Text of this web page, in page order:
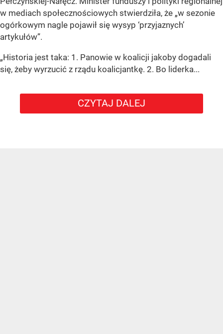
w mediach społecznościowych stwierdziła, że „w sezonie
ogórkowym nagle pojawił się wysyp ‘przyjaznych’
artykułów”.
„Historia jest taka: 1. Panowie w koalicji jakoby dogadali
się, żeby wyrzucić z rządu koalicjantkę. 2. Bo liderka...
CZYTAJ DALEJ